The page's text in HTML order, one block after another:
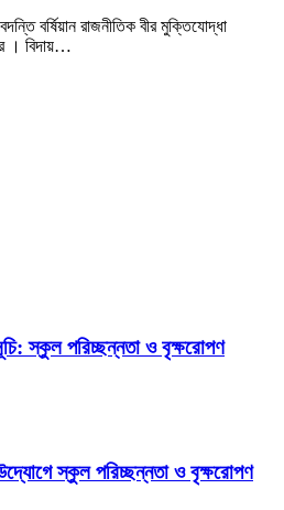
বর্ষিয়ান রাজনীতিক বীর মুক্তিযোদ্ধা
। বিদায়…
স্কুল পরিচ্ছন্নতা ও বৃক্ষরোপণ
স্কুল পরিচ্ছন্নতা ও বৃক্ষরোপণ